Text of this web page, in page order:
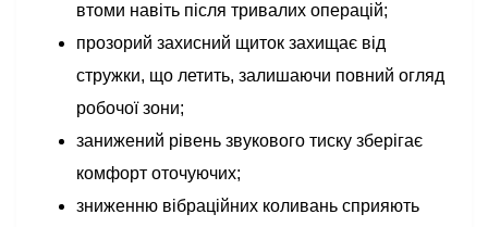
втоми навіть після тривалих операцій;
прозорий захисний щиток захищає від
стружки, що летить, залишаючи повний огляд
робочої зони;
занижений рівень звукового тиску зберігає
комфорт оточуючих;
зниженню вібраційних коливань сприяють